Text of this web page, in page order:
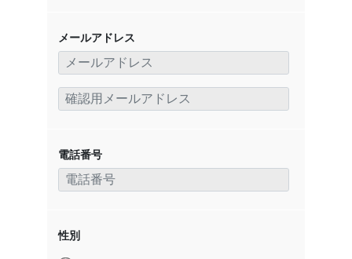
メールアドレス
電話番号
性別